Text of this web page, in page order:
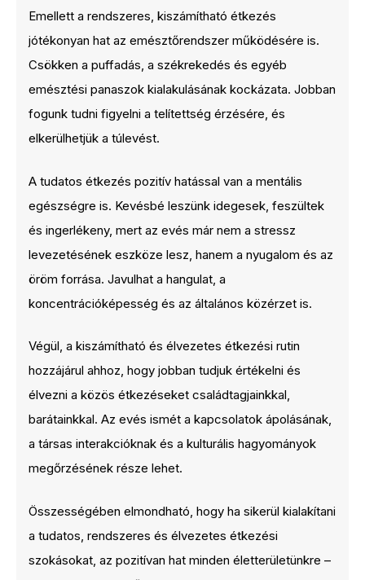
Emellett a rendszeres, kiszámítható étkezés
jótékonyan hat az emésztőrendszer működésére is.
Csökken a puffadás, a székrekedés és egyéb
emésztési panaszok kialakulásának kockázata. Jobban
fogunk tudni figyelni a telítettség érzésére, és
elkerülhetjük a túlevést.
A tudatos étkezés pozitív hatással van a mentális
egészségre is. Kevésbé leszünk idegesek, feszültek
és ingerlékeny, mert az evés már nem a stressz
levezetésének eszköze lesz, hanem a nyugalom és az
öröm forrása. Javulhat a hangulat, a
koncentrációképesség és az általános közérzet is.
Végül, a kiszámítható és élvezetes étkezési rutin
hozzájárul ahhoz, hogy jobban tudjuk értékelni és
élvezni a közös étkezéseket családtagjainkkal,
barátainkkal. Az evés ismét a kapcsolatok ápolásának,
a társas interakcióknak és a kulturális hagyományok
megőrzésének része lehet.
Összességében elmondható, hogy ha sikerül kialakítani
a tudatos, rendszeres és élvezetes étkezési
szokásokat, az pozitívan hat minden életterületünkre –